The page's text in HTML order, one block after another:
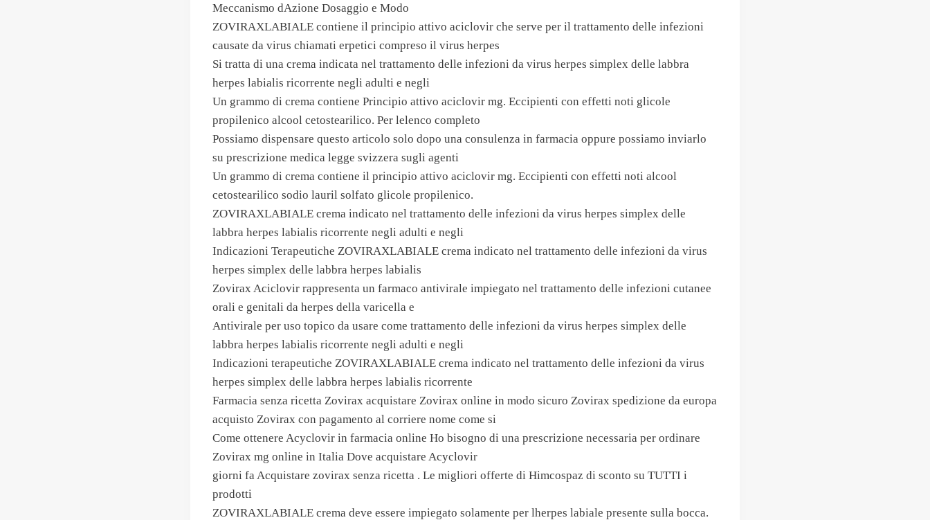
Meccanismo dAzione Dosaggio e Modo
ZOVIRAXLABIALE contiene il principio attivo aciclovir che serve per il trattamento delle infezioni
causate da virus chiamati erpetici compreso il virus herpes
Si tratta di una crema indicata nel trattamento delle infezioni da virus herpes simplex delle labbra
herpes labialis ricorrente negli adulti e negli
Un grammo di crema contiene Principio attivo aciclovir mg. Eccipienti con effetti noti glicole
propilenico alcool cetostearilico. Per lelenco completo
Possiamo dispensare questo articolo solo dopo una consulenza in farmacia oppure possiamo inviarlo
su prescrizione medica legge svizzera sugli agenti
Un grammo di crema contiene il principio attivo aciclovir mg. Eccipienti con effetti noti alcool
cetostearilico sodio lauril solfato glicole propilenico.
ZOVIRAXLABIALE crema indicato nel trattamento delle infezioni da virus herpes simplex delle
labbra herpes labialis ricorrente negli adulti e negli
Indicazioni Terapeutiche ZOVIRAXLABIALE crema indicato nel trattamento delle infezioni da virus
herpes simplex delle labbra herpes labialis
Zovirax Aciclovir rappresenta un farmaco antivirale impiegato nel trattamento delle infezioni cutanee
orali e genitali da herpes della varicella e
Antivirale per uso topico da usare come trattamento delle infezioni da virus herpes simplex delle
labbra herpes labialis ricorrente negli adulti e negli
Indicazioni terapeutiche ZOVIRAXLABIALE crema indicato nel trattamento delle infezioni da virus
herpes simplex delle labbra herpes labialis ricorrente
Farmacia senza ricetta Zovirax acquistare Zovirax online in modo sicuro Zovirax spedizione da europa
acquisto Zovirax con pagamento al corriere nome come si
Come ottenere Acyclovir in farmacia online Ho bisogno di una prescrizione necessaria per ordinare
Zovirax mg online in Italia Dove acquistare Acyclovir
giorni fa Acquistare zovirax senza ricetta . Le migliori offerte di Himcospaz di sconto su TUTTI i
prodotti
ZOVIRAXLABIALE crema deve essere impiegato solamente per lherpes labiale presente sulla bocca.